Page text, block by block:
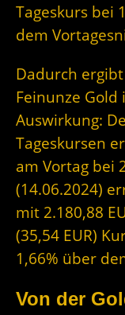
Tageskurs bei
dem
Dadurch
Feinunze Gold
Auswirkung:
Tageskursen
am Vortag bei
(14.06.2024)
mit 2.180,88
(35,54 EUR)
1,66% über
Von der